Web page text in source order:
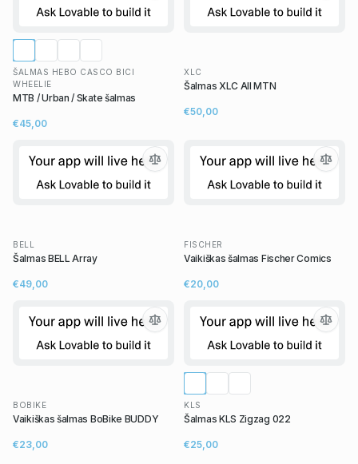
ŠALMAS HEBO CASCO BICI
WHEELIE
MTB / Urban / Skate šalmas
€45,00
XLC
Šalmas XLC All MTN
€50,00
BELL
Šalmas BELL Array
€49,00
FISCHER
Vaikiškas šalmas Fischer Comics
€20,00
BOBIKE
Vaikiškas šalmas BoBike BUDDY
€23,00
KLS
Šalmas KLS Zigzag 022
€25,00